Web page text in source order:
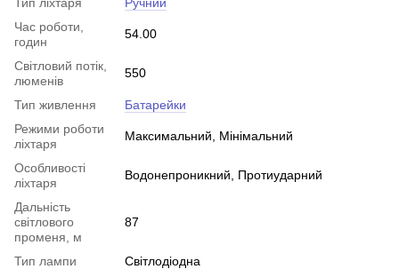
Тип ліхтаря
Ручний
Час роботи,
годин
54.00
Світловий потік,
люменів
550
Тип живлення
Батарейки
Режими роботи
ліхтаря
Максимальний, Мінімальний
Особливості
ліхтаря
Водонепроникний, Протиударний
Дальність
світлового
променя, м
87
Тип лампи
Світлодіодна